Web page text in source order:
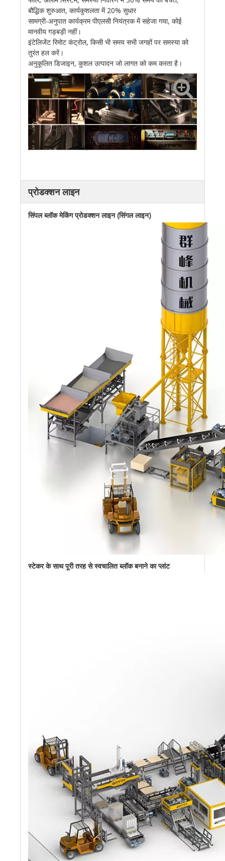
बौद्धिक शुरुआत, कार्यकुशलता में 20% सुधार
सामग्री-अनुपात कार्यक्रम पीएलसी नियंत्रक में सहेजा गया, कोई
मानवीय गड़बड़ी नहीं।
इंटेलिजेंट रिमोट कंट्रोल, किसी भी समय सभी जगहों पर समस्या को
तुरंत हल करें।
अनुकूलित डिजाइन, कुशल उत्पादन जो लागत को कम करता है।
प्रोडक्शन लाइन
सिंपल ब्लॉक मेकिंग प्रोडक्शन लाइन (सिंगल लाइन)
स्टेकर के साथ पूरी तरह से स्वचालित ब्लॉक बनाने का प्लांट